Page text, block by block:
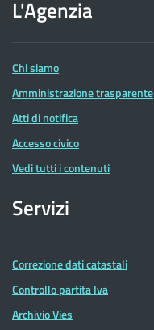
delle
Entrate
L'Agenzia
Chi siamo
Amministrazione trasparente
Atti di notifica
Accesso civico
Vedi tutti i contenuti
Servizi
Correzione dati catastali
Controllo partita Iva
Archivio Vies